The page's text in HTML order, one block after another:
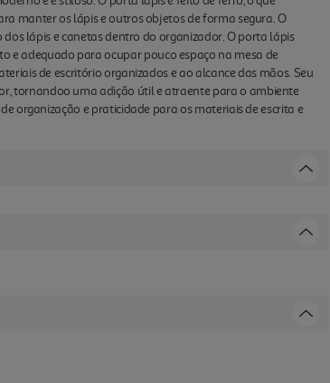
manter os lápis e outros objetos de forma segura. O
lápis e canetas dentro do organizador. O porta lápis
e adequado para ocupar pouco espaço na mesa de
de escritório organizados e ao alcance das mãos. Seu
tornandoo uma adição útil e atraente para o ambiente
organização e praticidade para os materiais de escrita e